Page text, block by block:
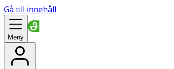
Gå till innehåll
Meny